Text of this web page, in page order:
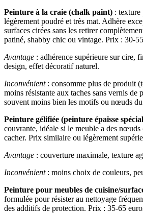
Peinture à la craie (chalk paint) : texture
légèrement poudré et très mat. Adhère
surfaces cirées sans les retirer
patiné, shabby chic ou vintage. Prix : 30-
Avantage : adhérence supérieure sur cire,
design, effet décoratif naturel.
Inconvénient: consomme plus de produit
moins résistante aux taches sans vernis de
souvent moins bien les motifs ou nœuds
Peinture gélifiée (peinture épaisse
couvrante, idéale si le meuble a des nœuds
cacher. Prix similaire ou légèrement
Avantage : couverture maximale, texture
Inconvénient: moins choix de couleurs,
Peinture pour meubles de cuisine/
formulée pour résister au nettoyage
des additifs de protection. Prix : 35-65